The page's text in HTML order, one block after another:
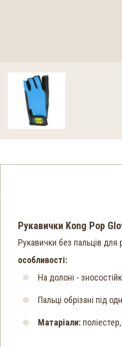
Рукавички Kong Pop
Рукавички без пальців
особливості:
На долоні -
Пальці обрізані під
Матаріали: